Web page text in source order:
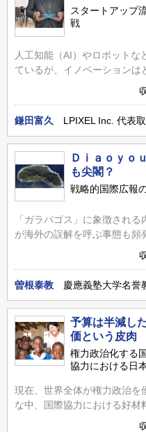
スタートアップ
戦
人工知能（AI）やロボットな
ているが、イノベーションは
鎌田富久 LPIXEL Inc. 代表
Ｄｉａｏｙ
も尖閣？
戦略的国際広報
「ガラパゴス」に象徴され
が海外の誤解を呼ぶ事態も頻
曽根泰教 慶應義塾大学名誉
予算は半減し
価という皮肉
権力政治化する
協力における日
現在、世界全体が権力政治を
な中、国際協力における好材